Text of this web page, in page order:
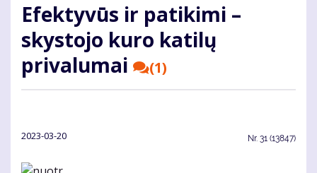
Efektyvūs ir patikimi –
skystojo kuro katilų
privalumai
(1)
2023-03-20 Nr. 31 (13847)